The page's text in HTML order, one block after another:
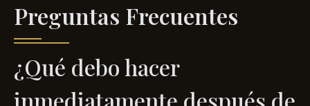
Preguntas Frecuentes
¿Qué debo hacer